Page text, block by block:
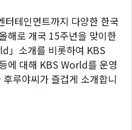
터테인먼트까지 다양한 한국
해로 개국 15주년을 맞이한
」소개를 비롯하여 KBS
에 대해 KBS World를 운영
루야씨가 즐겁게 소개합니